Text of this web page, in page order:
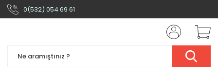
0(532) 054 69 61